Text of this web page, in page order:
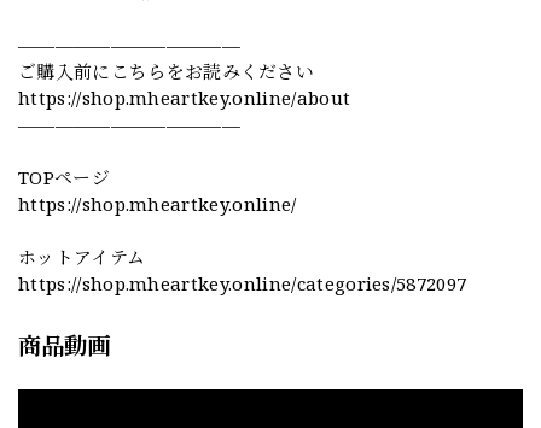
————————————
ご購入前にこちらをお読みください
https://shop.mheartkey.online/about
————————————
TOPページ
https://shop.mheartkey.online/
ホットアイテム
https://shop.mheartkey.online/categories/5872097
商品動画